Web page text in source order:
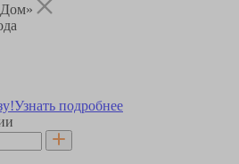
Узнать подробнее